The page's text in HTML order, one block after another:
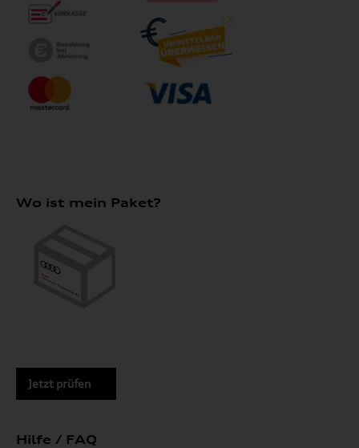
Wo ist mein Paket?
Jetzt prüfen
Hilfe / FAQ